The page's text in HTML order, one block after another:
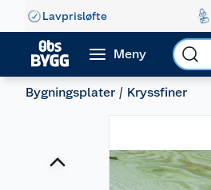
Lavprisløfte
Meny
Bygningsplater Kryssfiner